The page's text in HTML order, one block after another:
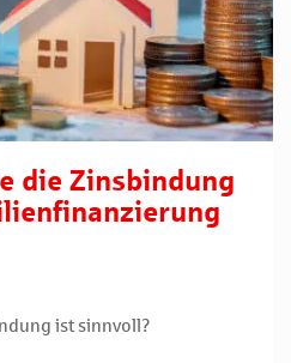
die Zinsbindung
ist sinnvoll?